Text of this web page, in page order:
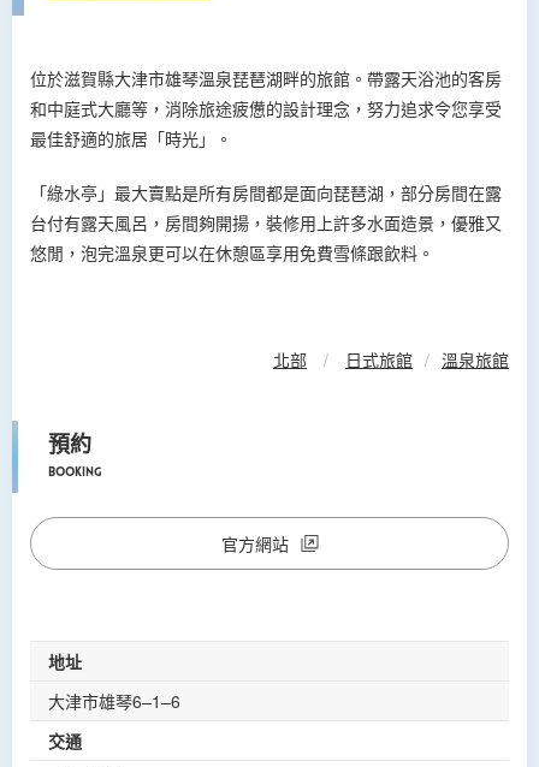
位於滋賀縣大津市雄琴溫泉琵琶湖畔的旅館。帶露天浴池的客房
和中庭式大廳等，消除旅途疲憊的設計理念，努力追求令您享受
最佳舒適的旅居「時光」。
「綠水亭」最大賣點是所有房間都是面向琵琶湖，部分房間在露
台付有露天風呂，房間夠開揚，裝修用上許多水面造景，優雅又
悠閒，泡完溫泉更可以在休憩區享用免費雪條跟飲料。
北部 / 日式旅館 / 溫泉旅館
預約
Booking
官方網站
地址
大津市雄琴6–1–6
交通